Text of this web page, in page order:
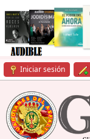
Iniciar sesión